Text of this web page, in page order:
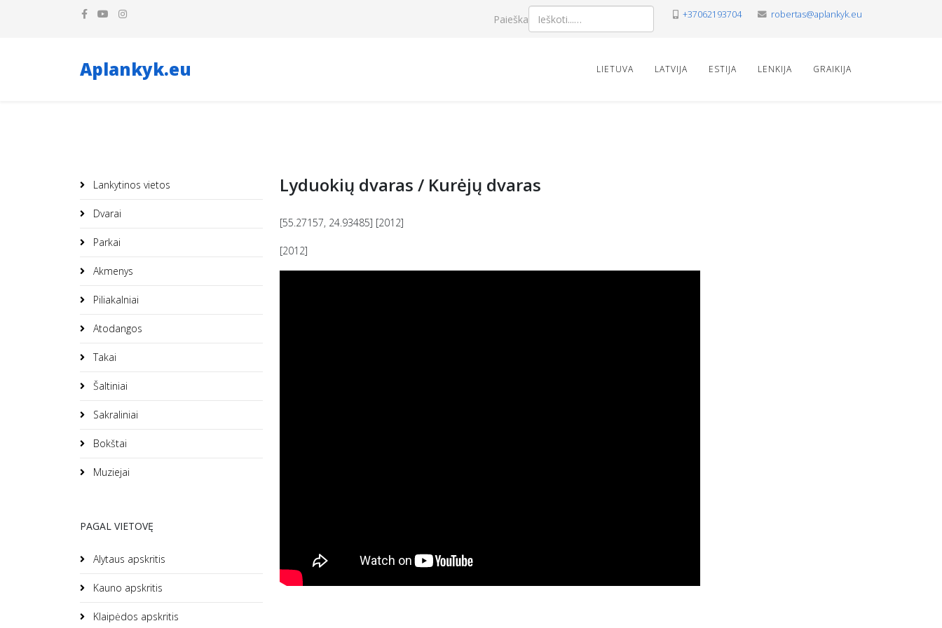
Paieška +37062193704 robertas@aplankyk.eu
Aplankyk.eu LIETUVA LATVIJA ESTIJA LENKIJA GRAIKIJA
Lankytinos vietos
Dvarai
Parkai
Akmenys
Piliakalniai
Atodangos
Takai
Šaltiniai
Sakraliniai
Bokštai
Muziejai
PAGAL VIETOVĘ
Alytaus apskritis
Kauno apskritis
Klaipėdos apskritis
Lyduokių dvaras / Kurėjų dvaras
[55.27157, 24.93485] [2012]
[2012]